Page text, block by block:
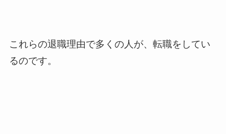
これらの退職理由で多くの人が、転職をしてい
るのです。